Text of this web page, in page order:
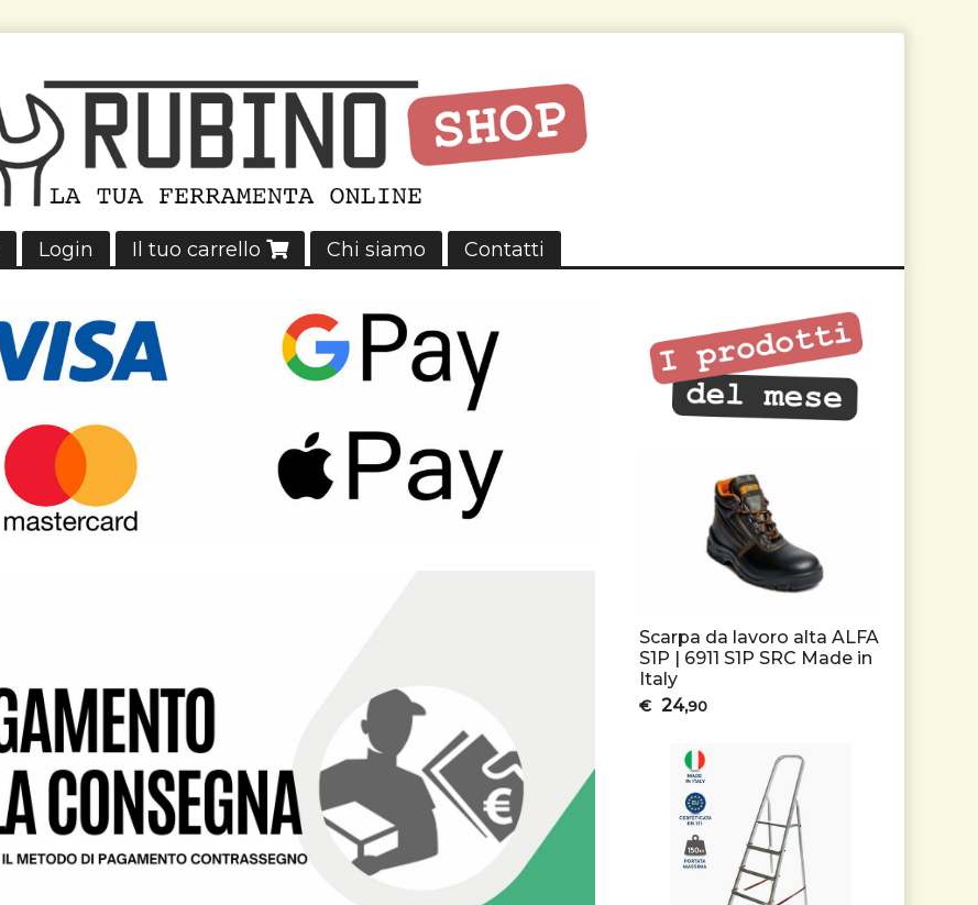
Login Il tuo carrello Chi siamo Contatti
Scarpa da lavoro alta ALFA
S1P | 6911 S1P SRC Made in
Italy
€ 24,90